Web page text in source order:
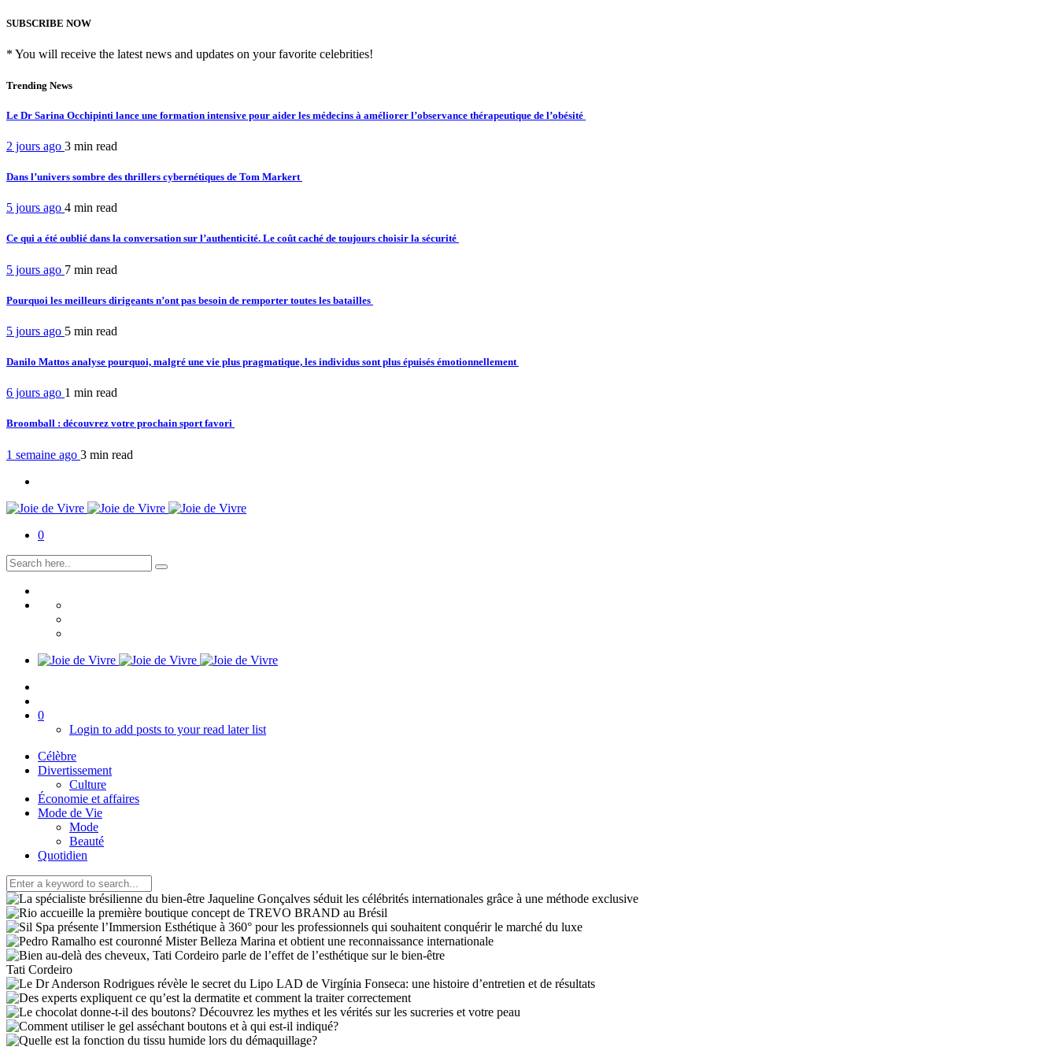
SUBSCRIBE NOW
* You will receive the latest news and updates on your favorite celebrities!
Trending News
Le Dr Sarina Occhipinti lance une formation intensive pour aider les médecins à améliorer l’observance thérapeutique de l’obésité
2 jours ago 3 min read
Dans l’univers sombre des thrillers cybernétiques de Tom Markert
5 jours ago 4 min read
Ce qui a été oublié dans la conversation sur l’authenticité. Le coût caché de toujours choisir la sécurité
5 jours ago 7 min read
Pourquoi les meilleurs dirigeants n’ont pas besoin de remporter toutes les batailles
5 jours ago 5 min read
Danilo Mattos analyse pourquoi, malgré une vie plus pragmatique, les individus sont plus épuisés émotionnellement
6 jours ago 1 min read
Broomball : découvrez votre prochain sport favori
1 semaine ago 3 min read
0
0
Login to add posts to your read later list
Célèbre
Divertissement
Culture
Économie et affaires
Mode de Vie
Mode
Beauté
Quotidien
Tati Cordeiro